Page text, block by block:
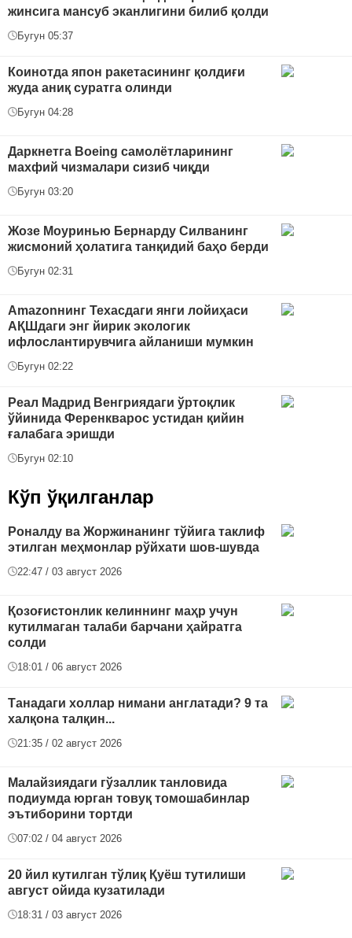
жинсига мансуб эканлигини билиб қолди
Бугун 05:37
Коинотда япон ракетасининг қолдиғи
жуда аниқ суратга олинди
Бугун 04:28
Даркнетга Boeing самолётларининг
махфий чизмалари сизиб чиқди
Бугун 03:20
Жозе Моуринью Бернарду Силванинг
жисмоний ҳолатига танқидий баҳо берди
Бугун 02:31
Amazonнинг Техасдаги янги лойиҳаси
АҚШдаги энг йирик экологик
ифлослантирувчига айланиши мумкин
Бугун 02:22
Реал Мадрид Венгриядаги ўртоқлик
ўйинида Ференкварос устидан қийин
ғалабага эришди
Бугун 02:10
Кўп ўқилганлар
Роналду ва Жоржинанинг тўйига таклиф
этилган меҳмонлар рўйхати шов-шувда
22:47 / 03 август 2026
Қозоғистонлик келиннинг маҳр учун
кутилмаган талаби барчани ҳайратга
солди
18:01 / 06 август 2026
Танадаги холлар нимани англатади? 9 та
халқона талқин...
21:35 / 02 август 2026
Малайзиядаги гўзаллик танловида
подиумда юрган товуқ томошабинлар
эътиборини тортди
07:02 / 04 август 2026
20 йил кутилган тўлиқ Қуёш тутилиши
август ойида кузатилади
18:31 / 03 август 2026